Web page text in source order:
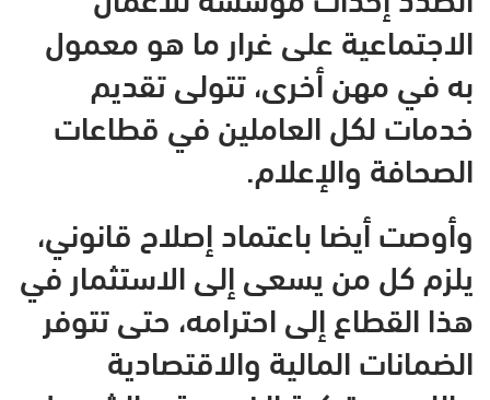
الاجتماعية على غرار ما هو معمول
به في مهن أخرى، تتولى تقديم
خدمات لكل العاملين في قطاعات
الصحافة والإعلام.
وأوصت أيضا باعتماد إصلاح قانوني،
يلزم كل من يسعى إلى الاستثمار في
هذا القطاع إلى احترامه، حتى تتوفر
الضمانات المالية والاقتصادية